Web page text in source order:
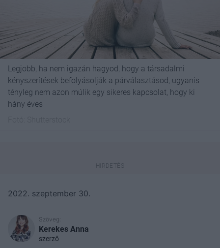
Legjobb, ha nem igazán hagyod, hogy a társadalmi
kényszerítések befolyásolják a párválasztásod, ugyanis
tényleg nem azon múlik egy sikeres kapcsolat, hogy ki
hány éves
2022. szeptember 30.
Szöveg:
Kerekes Anna
szerző